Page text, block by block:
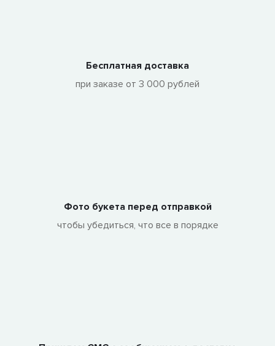
Бесплатная доставка
при заказе от 3 000 рублей
Фото букета перед отправкой
чтобы убедиться, что все в порядке